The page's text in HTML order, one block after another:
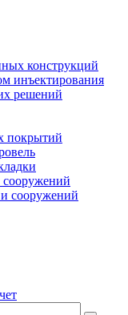
конструкций
инъектирования
решений
покрытий
сооружений